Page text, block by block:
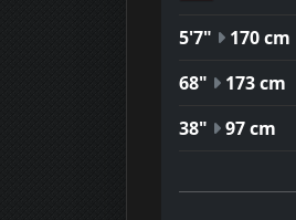
5'7" 170 cm
68"
173 cm
38"
97 cm